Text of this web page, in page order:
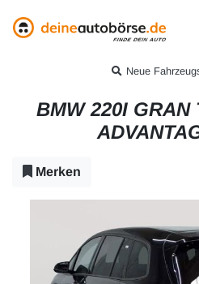
Neue
BMW 220I GRAN
Merken